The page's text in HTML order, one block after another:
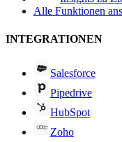
Alle Funktionen
INTEGRATIONEN
Salesforce
Pipedrive
HubSpot
Zoho